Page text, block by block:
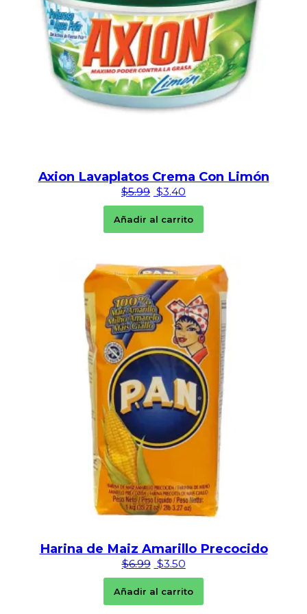
Axion Lavaplatos Crema Con Limón
$5.99 El precio original era: $5.99.
$3.40
Añadir al carrito
Harina de Maiz Amarillo Precocido
$6.99 El precio original era: $6.99.
$3.50El precio actual es:
Añadir al carrito